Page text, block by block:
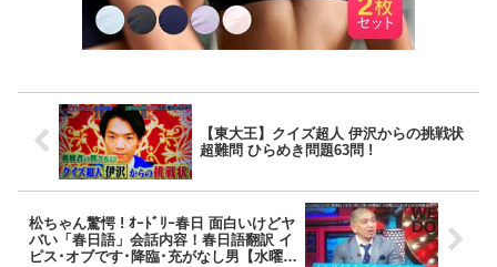
【東大王】クイズ超人 伊沢からの挑戦状
超難問 ひらめき問題63問 !
松ちゃん驚愕 ! ｵｰﾄﾞﾘｰ春日 面白いけどヤ
バい「春日語」会話内容！春日語翻訳 イ
ピス･オブです･降臨･充がなし男【水曜日